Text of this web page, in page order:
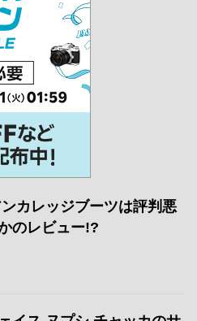
カレッジブーツは評判悪
のレビュー!?